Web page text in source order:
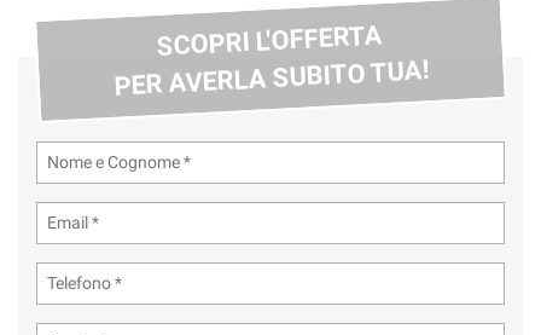
SCOPRI L'OFFERTA
PER AVERLA SUBITO TUA!
qualsiasi
momento.
Cookie necessari